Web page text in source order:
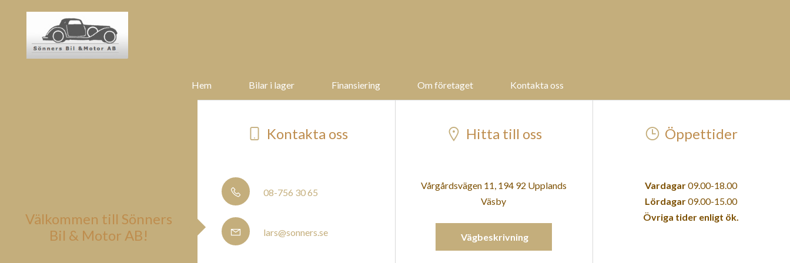
Hem Bilar i lager Finansiering Om företaget Kontakta oss
Välkommen till Sönners
Bil & Motor AB!
Kontakta oss
08-756 30 65
lars@sonners.se
Hitta till oss
Vårgårdsvägen 11, 194 92 Upplands
Väsby
Vägbeskrivning
Öppettider
Vardagar09.00-18.00
Lördagar09.00-15.00
Övriga tider enligt ök.